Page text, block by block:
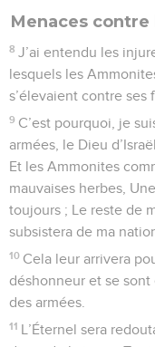
Menaces
8 J’ai entendu les
lesquels les
s’élevaient contre ses
9 C’est pourquoi, je
armées, le Dieu
Et les Ammonites
mauvaises herbes,
toujours ; Le reste de
subsistera de ma
10 Cela leur arrivera
déshonneur et se
des armées.
11 L’Éternel sera